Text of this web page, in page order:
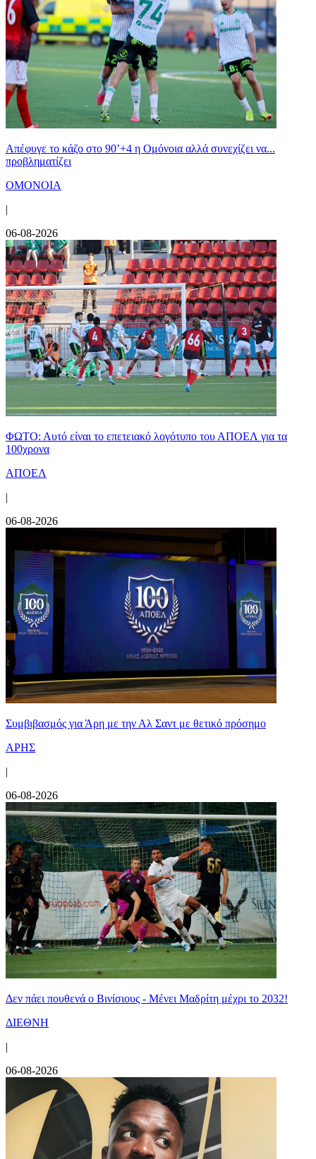
Απέφυγε το κάζο στο 90’+4 η Ομόνοια αλλά συνεχίζει να...
προβληματίζει
ΟΜΟΝΟΙΑ
|
06-08-2026
ΦΩΤΟ: Αυτό είναι το επετειακό λογότυπο του ΑΠΟΕΛ για τα
100χρονα
ΑΠΟΕΛ
|
06-08-2026
Συμβιβασμός για Άρη με την Αλ Σαντ με θετικό πρόσημο
ΑΡΗΣ
|
06-08-2026
Δεν πάει πουθενά ο Βινίσιους - Μένει Μαδρίτη μέχρι το 2032!
ΔΙΕΘΝΗ
|
06-08-2026